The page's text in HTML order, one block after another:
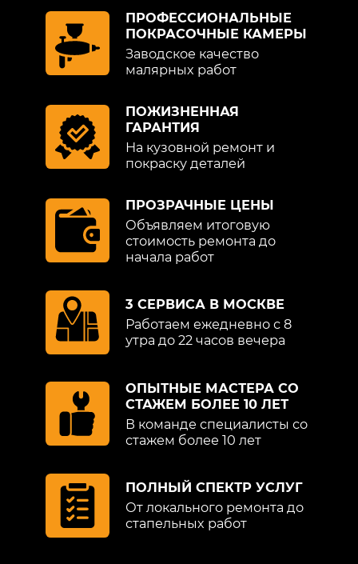
ПРОФЕССИОНАЛЬНЫЕ
ПОКРАСОЧНЫЕ КАМЕРЫ
Заводское качество
малярных работ
ПОЖИЗНЕННАЯ
ГАРАНТИЯ
На кузовной ремонт и
покраску деталей
ПРОЗРАЧНЫЕ ЦЕНЫ
Объявляем итоговую
стоимость ремонта до
начала работ
3 СЕРВИСА В МОСКВЕ
Работаем ежедневно с 8
утра до 22 часов вечера
ОПЫТНЫЕ МАСТЕРА СО
СТАЖЕМ БОЛЕЕ 10 ЛЕТ
В команде специалисты со
стажем более 10 лет
ПОЛНЫЙ СПЕКТР УСЛУГ
От локального ремонта до
стапельных работ